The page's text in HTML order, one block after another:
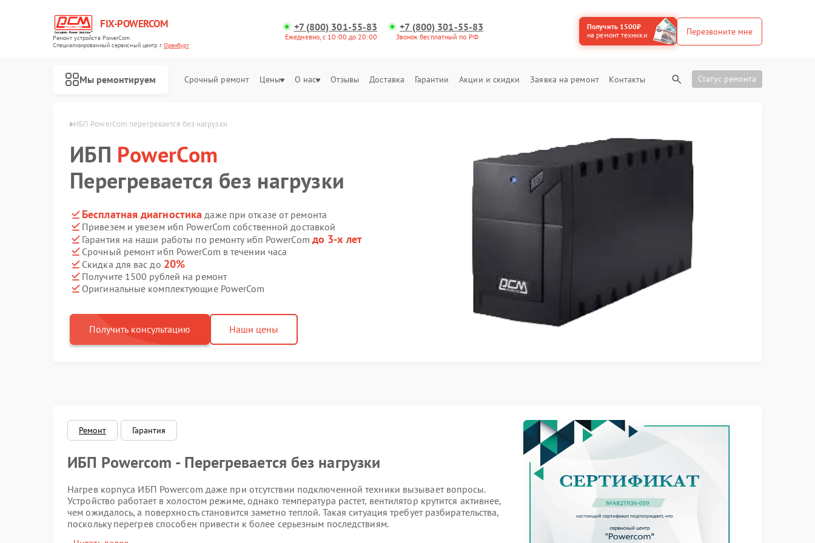
FIX-POWERCOM
Ремонт устройств PowerCom
Специализированный cервисный центр г.Оренбург
+7 (800) 301-55-83
Ежедневно, с 10:00 до 20:00
+7 (800) 301-55-83
Звонок бесплатный по РФ
Получить 1500₽
на ремонт техники
Перезвоните мне
Мы ремонтируем Срочный ремонт Цены О нас Отзывы Доставка Гарантии Акции и скидки Заявка на ремонт Контакты Статус ремонта
ИБП PowerCom перегревается без нагрузки
ИБП PowerCom
Перегревается без нагрузки
Бесплатная диагностика даже при отказе от ремонта
Привезем и увезем ибп PowerCom собственной доставкой
Гарантия на наши работы по ремонту ибп PowerCom до 3-х лет
Срочный ремонт ибп PowerCom в течении часа
Скидка для вас до 20%
Получите 1500 рублей на ремонт
Оригинальные комплектующие PowerCom
Получить консультацию Наши цены
Ремонт Гарантия
ИБП Powercom - Перегревается без нагрузки
Нагрев корпуса ИБП Powercom даже при отсутствии подключенной техники вызывает вопросы.
Устройство работает в холостом режиме, однако температура растет, вентилятор крутится активнее,
чем ожидалось, а поверхность становится заметно теплой. Такая ситуация требует разбирательства,
поскольку перегрев способен привести к более серьезным последствиям.